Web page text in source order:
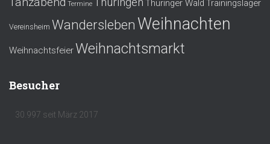
Termine Thüringer Wald Trainingslager
Vereinsheim Wandersleben Weihnachten
WeihnachtsfeierWeihnachtsmarkt
Besucher
30.997 seit März 2017